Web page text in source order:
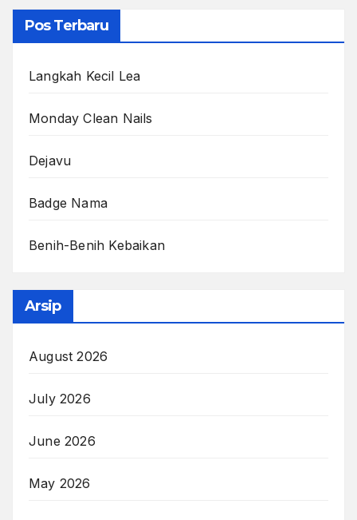
Pos Terbaru
Langkah Kecil Lea
Monday Clean Nails
Dejavu
Badge Nama
Benih-Benih Kebaikan
Arsip
August 2026
July 2026
June 2026
May 2026